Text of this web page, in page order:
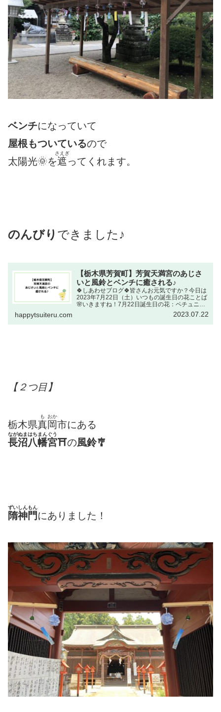
ベンチになっていて
屋根もついているので
太陽光🌞を遮
さえぎ
ってくれます。
のんびり できました♪
【栃木県芳賀町】芳賀天満宮のあじさ
いと風鈴とベンチに癒される♪
🍀しあわせブログ🍀皆さんお元気ですか？今日は
2023年7月22日（土）いつもの誕生日の花ことば
🌸いきますね！7月22日誕生日の花：ペチュニア
〔ツクバネアサガオ〕（衝羽根朝顔・ナス科）花
ことば：あなたとなら心が和やわらぐ出典元：
NHKラジオ深...
happytsuiteru.com 2023.07.22
【２つ目】
栃木県真
も
岡
おか
市にある
長沼八幡宮
ながぬまはちまんぐう
⛩の風鈴🎐
隋神門
ずいしんもん
にありました！